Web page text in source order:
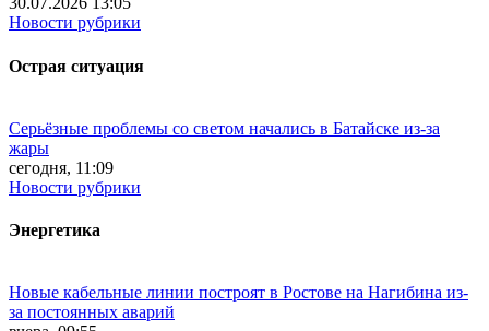
Новости рубрики
Острая ситуация
Серьёзные проблемы со светом начались в Батайске из-за
жары
сегодня, 11:09
Новости рубрики
Энергетика
Новые кабельные линии построят в Ростове на Нагибина из-
за постоянных аварий